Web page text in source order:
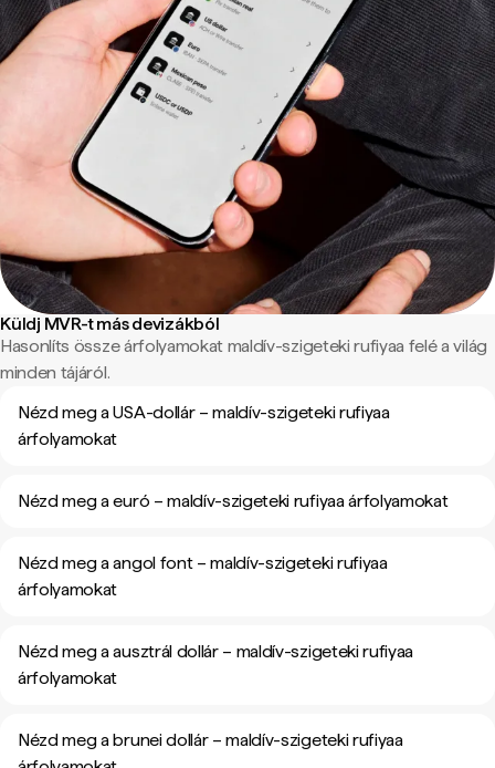
Küldj MVR-t más devizákból
Hasonlíts össze árfolyamokat maldív-szigeteki rufiyaa felé a világ
minden tájáról.
Nézd meg a USA-dollár – maldív-szigeteki rufiyaa
árfolyamokat
Nézd meg a euró – maldív-szigeteki rufiyaa árfolyamokat
Nézd meg a angol font – maldív-szigeteki rufiyaa
árfolyamokat
Nézd meg a ausztrál dollár – maldív-szigeteki rufiyaa
árfolyamokat
Nézd meg a brunei dollár – maldív-szigeteki rufiyaa